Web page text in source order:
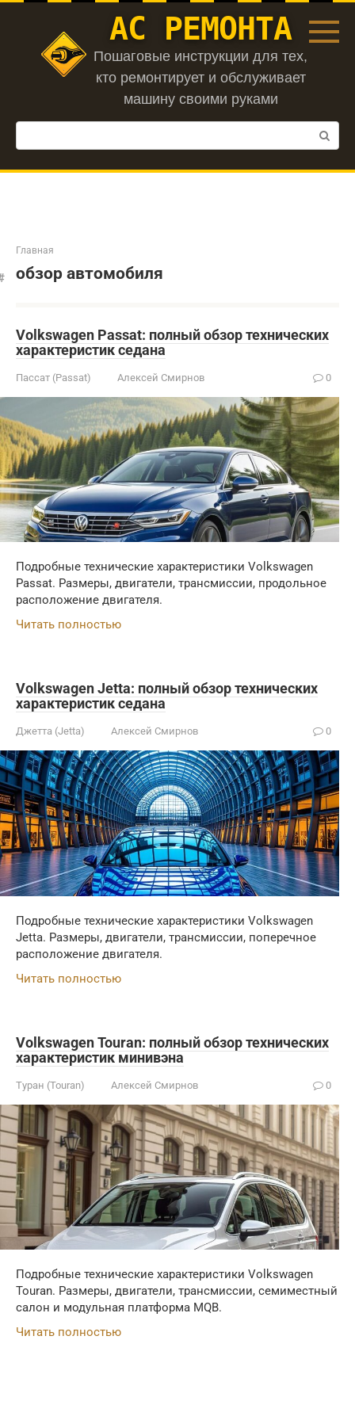
Перейти
АС РЕМОНТА
Пошаговые инструкции для тех,
кто ремонтирует и обслуживает
машину своими руками
Поиск:
Главная
обзор автомобиля
Volkswagen Passat: полный обзор технических
характеристик седана
Пассат (Passat) Алексей Смирнов 0
Подробные технические характеристики Volkswagen
Passat. Размеры, двигатели, трансмиссии, продольное
расположение двигателя.
Читать полностью
Volkswagen Jetta: полный обзор технических
характеристик седана
Джетта (Jetta) Алексей Смирнов 0
Подробные технические характеристики Volkswagen
Jetta. Размеры, двигатели, трансмиссии, поперечное
расположение двигателя.
Читать полностью
Volkswagen Touran: полный обзор технических
характеристик минивэна
Туран (Touran) Алексей Смирнов 0
Подробные технические характеристики Volkswagen
Touran. Размеры, двигатели, трансмиссии, семиместный
салон и модульная платформа MQB.
Читать полностью